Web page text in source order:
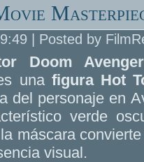
9:49 | Posted by
Doom
una figura Hot
del personaje en
verde
máscara
visual.